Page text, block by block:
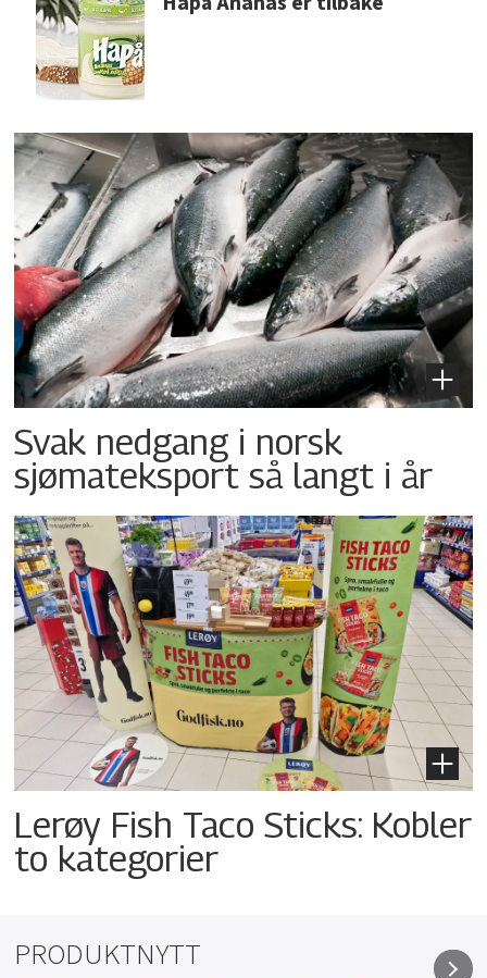
Svak nedgang i norsk
sjømateksport så langt i år
Lerøy Fish Taco Sticks: Kobler
to kategorier
PRODUKTNYTT